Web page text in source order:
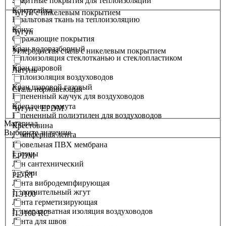
Базальтовая ткань на теплоизоляцию
Отражающие покрытия
Теплоизоляция стеклотканью и стеклопластиком
Теплоизоляция воздуховодов
Вспененный каучук для воздуховодов
Вспененный полиэтилен для воздуховодов
Демпферная лента
Рулоны
Трубки
Уплотнительный жгут
Минераловатная изоляция воздуховодов
Контргайка
Конус
Кран водоразборный
Кран шаровой
Кран шаровой газовый
Крепление хомута
Крестовина
Кровельная ПВХ мембрана
Лен сантехнический
Лента вибродемпфирующая
Лента герметизирующая
Лента для швов
Чугун с никелевым покрытием
Чугун
Углеродистая сталь с никелевым покрытием
Латунь
Сталь нержавеющая
Чугун с EPDM
Материал
Выберите значение
EPDM
PE-RT
ПЭ100
ПЭ100 RC